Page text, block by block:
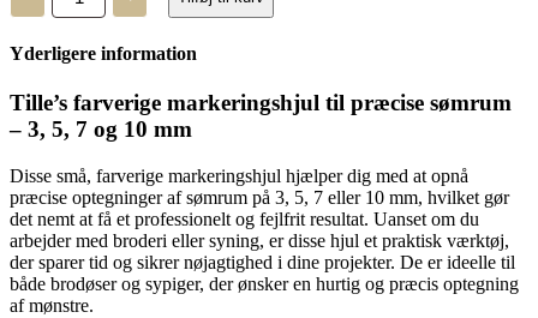
antal
Yderligere information
Tille’s farverige markeringshjul til præcise sømrum
– 3, 5, 7 og 10 mm
Disse små, farverige markeringshjul hjælper dig med at opnå
præcise optegninger af sømrum på 3, 5, 7 eller 10 mm, hvilket gør
det nemt at få et professionelt og fejlfrit resultat. Uanset om du
arbejder med broderi eller syning, er disse hjul et praktisk værktøj,
der sparer tid og sikrer nøjagtighed i dine projekter. De er ideelle til
både brodøser og sypiger, der ønsker en hurtig og præcis optegning
af mønstre.